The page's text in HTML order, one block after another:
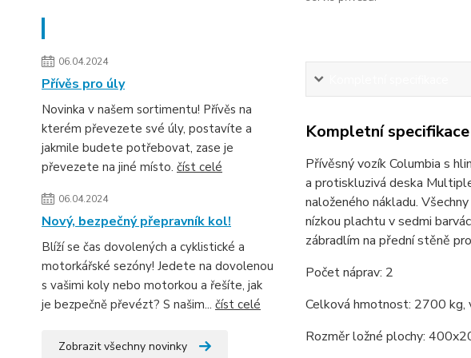
06.04.2024
Přívěs pro úly
Novinka v našem sortimentu! Přívěs na
kterém převezete své úly, postavíte a
jakmile budete potřebovat, zase je
převezete na jiné místo. číst celé
06.04.2024
Nový, bezpečný přepravník kol!
Blíží se čas dovolených a cyklistické a
motorkářské sezóny! Jedete na dovolenou
s vašimi koly nebo motorkou a řešíte, jak
je bezpečně převézt? S našim... číst celé
Zobrazit všechny novinky
Kompletní specifikace
Přívěsný vozík Columbia s
a protiskluzivá deska
naloženého nákladu.
nízkou plachtu v sedmi
zábradlím na přední stěně
Počet náprav: 2
Celková hmotnost: 2700
Rozměr ložné plochy: